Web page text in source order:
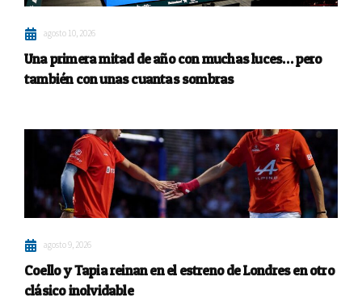
agosto 10, 2026
Una primera mitad de año con muchas luces… pero
también con unas cuantas sombras
agosto 9, 2026
Coello y Tapia reinan en el estreno de Londres en otro
clásico inolvidable